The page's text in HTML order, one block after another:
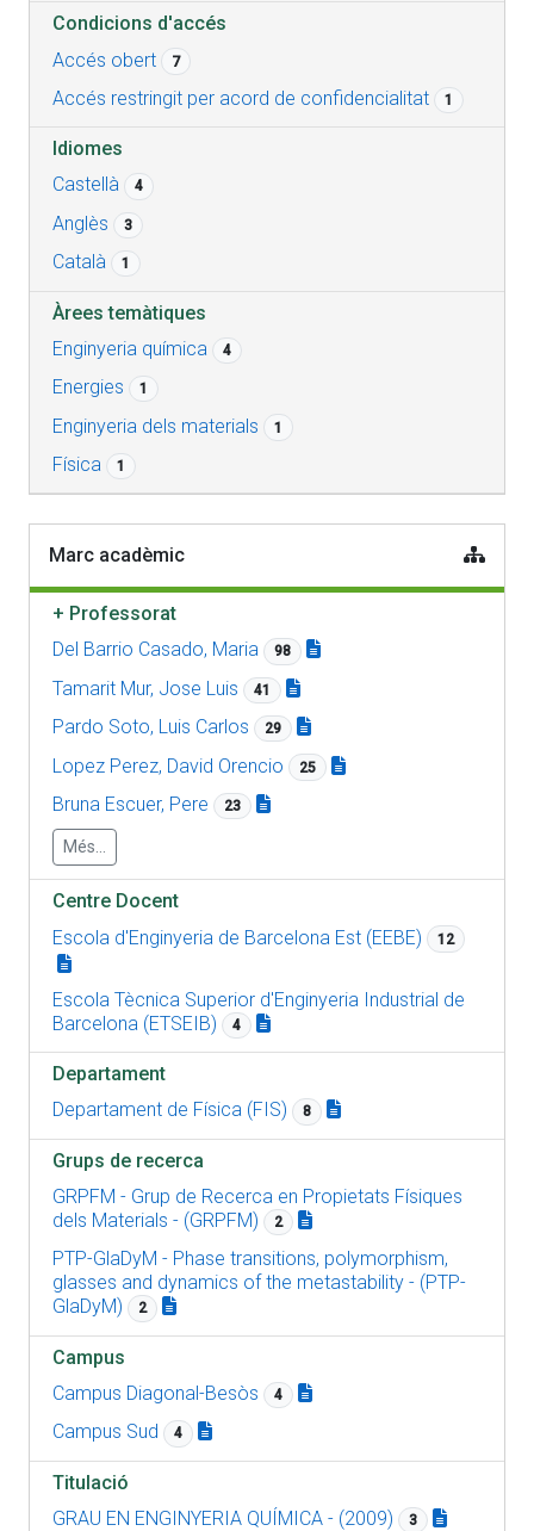
Condicions d'accés
Accés obert
7
Accés restringit per acord de confidencialitat 1
Idiomes
Castellà
4
Anglès 3
Català 1
Àrees temàtiques
Enginyeria química
4
Energies 1
Enginyeria dels materials 1
Física 1
Marc acadèmic
+ Professorat
Del Barrio Casado, Maria
98
Tamarit Mur, Jose Luis 41
Pardo Soto, Luis Carlos 29
Lopez Perez, David Orencio 25
Bruna Escuer, Pere 23
Més...
Centre Docent
Escola d'Enginyeria de Barcelona Est (EEBE)
12
Escola Tècnica Superior d'Enginyeria Industrial de
Barcelona (ETSEIB)
4
Departament
Departament de Física (FIS)
8
Grups de recerca
GRPFM - Grup de Recerca en Propietats Físiques
dels Materials - (GRPFM)
2
PTP-GlaDyM - Phase transitions, polymorphism,
glasses and dynamics of the metastability - (PTP-
GlaDyM)
2
Campus
Campus Diagonal-Besòs
4
Campus Sud 4
Titulació
GRAU EN ENGINYERIA QUÍMICA - (2009)
3